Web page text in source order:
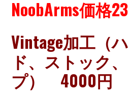
NoobArms価格
Vintage加工（
ド、ストック
プ） 4000円